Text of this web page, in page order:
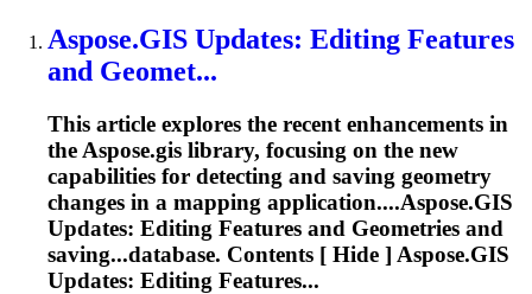
Aspose.GIS Updates: Editing Features
and Geomet...
This article explores the recent enhancements in
the Aspose.gis library, focusing on the new
capabilities for detecting and saving geometry
changes in a mapping application....Aspose.GIS
Updates: Editing Features and Geometries and
saving...database. Contents [ Hide ] Aspose.GIS
Updates: Editing Features...